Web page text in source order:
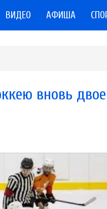
ВИДЕО АФИША
вновь